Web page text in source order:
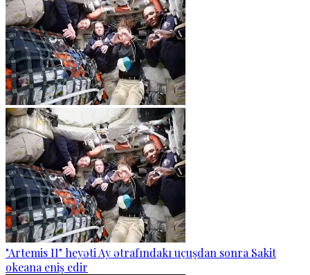
"Artemis II" heyəti Ay ətrafındakı uçuşdan sonra Sakit
okeana eniş edir